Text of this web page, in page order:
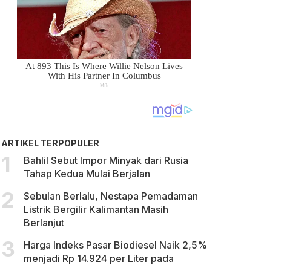
ARTIKEL TERPOPULER
Bahlil Sebut Impor Minyak dari Rusia
Tahap Kedua Mulai Berjalan
Sebulan Berlalu, Nestapa Pemadaman
Listrik Bergilir Kalimantan Masih
Berlanjut
Harga Indeks Pasar Biodiesel Naik 2,5%
menjadi Rp 14.924 per Liter pada